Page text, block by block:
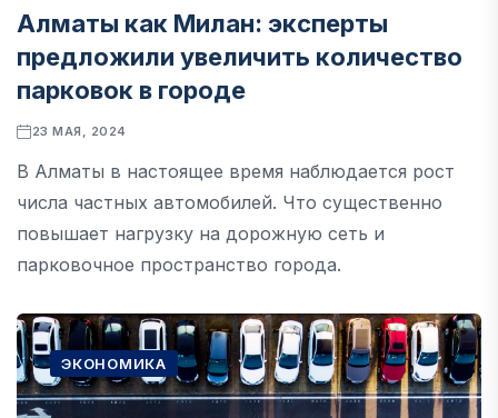
Алматы как Милан: эксперты
предложили увеличить количество
парковок в городе
23 МАЯ, 2024
В Алматы в настоящее время наблюдается рост
числа частных автомобилей. Что существенно
повышает нагрузку на дорожную сеть и
парковочное пространство города.
ЭКОНОМИКА